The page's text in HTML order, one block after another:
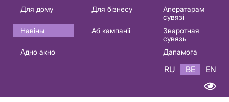
Основная
навигация
BE
Для дому Для бізнесу
Аператарам
сувязі
Навіны
Аб кампаніі
Зваротная
сувязь
Адно акно
Дапамога
RU BE EN